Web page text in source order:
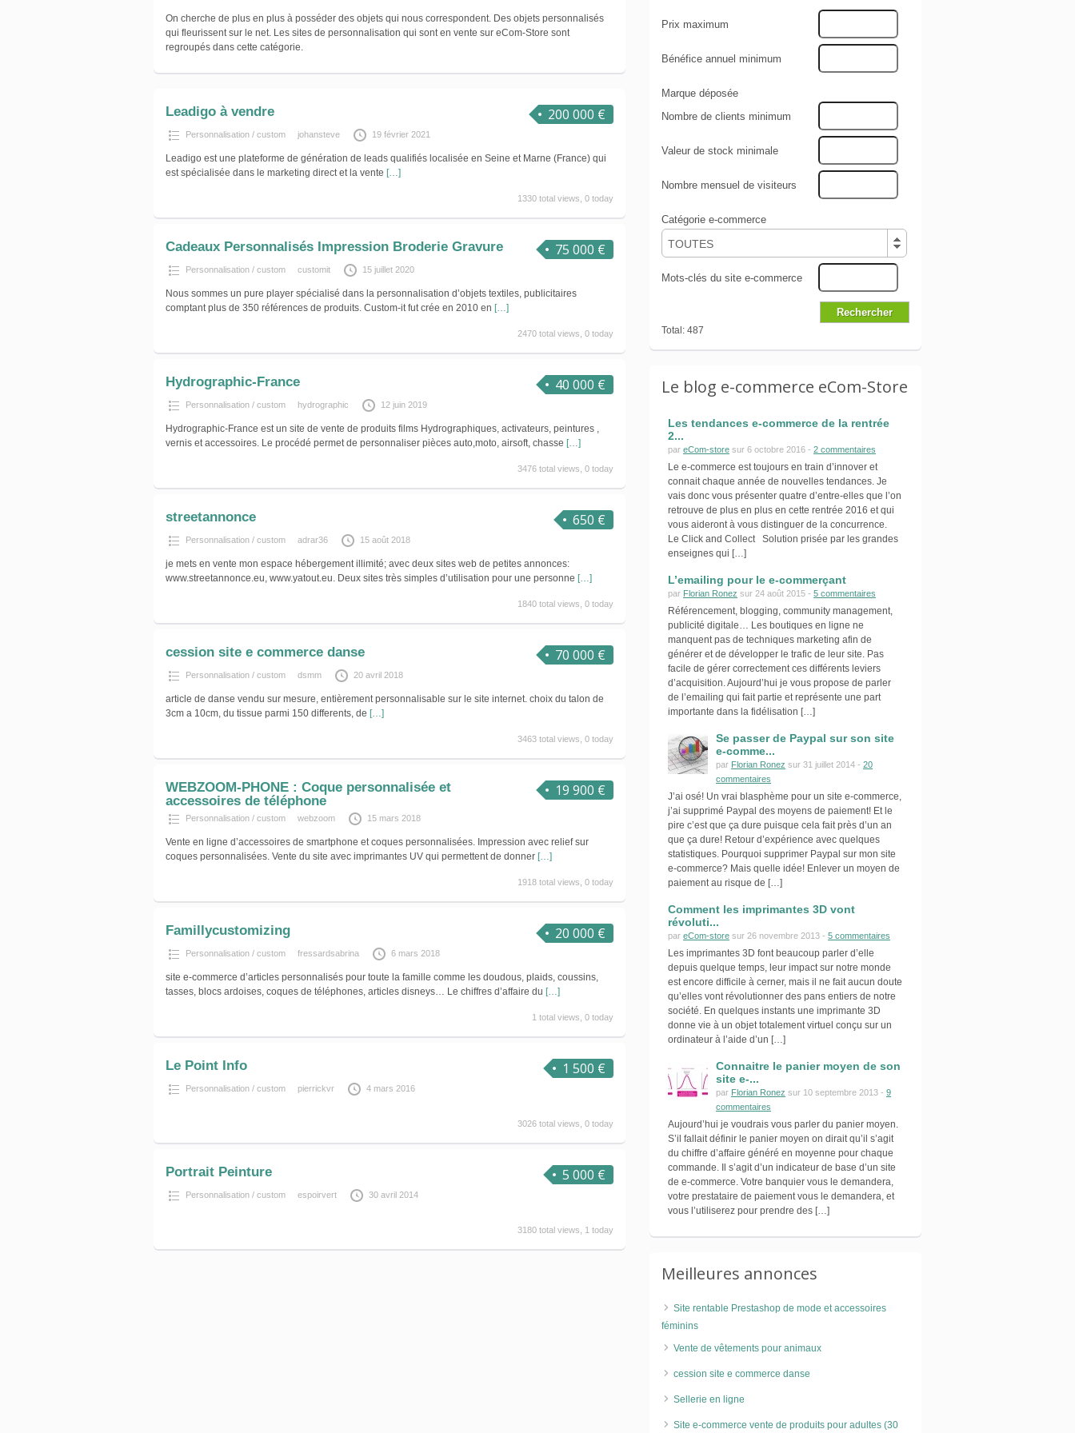
On cherche de plus en plus à posséder des objets qui nous correspondent. Des objets personnalisés
qui fleurissent sur le net. Les sites de personnalisation qui sont en vente sur eCom-Store sont
regroupés dans cette catégorie.
200 000 €
Leadigo à vendre
Personnalisation / custom johansteve 19 février 2021
Leadigo est une plateforme de génération de leads qualifiés localisée en Seine et Marne (France) qui
est spécialisée dans le marketing direct et la vente […]
1330 total views, 0 today
75 000 €
Cadeaux Personnalisés Impression Broderie Gravure
Personnalisation / custom customit 15 juillet 2020
Nous sommes un pure player spécialisé dans la personnalisation d’objets textiles, publicitaires
comptant plus de 350 références de produits. Custom-it fut crée en 2010 en […]
2470 total views, 0 today
40 000 €
Hydrographic-France
Personnalisation / custom hydrographic 12 juin 2019
Hydrographic-France est un site de vente de produits films Hydrographiques, activateurs, peintures ,
vernis et accessoires. Le procédé permet de personnaliser pièces auto,moto, airsoft, chasse […]
3476 total views, 0 today
650 €
streetannonce
Personnalisation / custom adrar36 15 août 2018
je mets en vente mon espace hébergement illimité; avec deux sites web de petites annonces:
www.streetannonce.eu, www.yatout.eu. Deux sites très simples d’utilisation pour une personne […]
1840 total views, 0 today
70 000 €
cession site e commerce danse
Personnalisation / custom dsmm 20 avril 2018
article de danse vendu sur mesure, entièrement personnalisable sur le site internet. choix du talon de
3cm a 10cm, du tissue parmi 150 differents, de […]
3463 total views, 0 today
19 900 €
WEBZOOM-PHONE : Coque personnalisée et
accessoires de téléphone
Personnalisation / custom webzoom 15 mars 2018
Vente en ligne d’accessoires de smartphone et coques personnalisées. Impression avec relief sur
coques personnalisées. Vente du site avec imprimantes UV qui permettent de donner […]
1918 total views, 0 today
20 000 €
Famillycustomizing
Personnalisation / custom fressardsabrina 6 mars 2018
site e-commerce d’articles personnalisés pour toute la famille comme les doudous, plaids, coussins,
tasses, blocs ardoises, coques de téléphones, articles disneys… Le chiffres d’affaire du […]
1 total views, 0 today
1 500 €
Le Point Info
Personnalisation / custom pierrickvr 4 mars 2016
3026 total views, 0 today
5 000 €
Portrait Peinture
Personnalisation / custom espoirvert 30 avril 2014
3180 total views, 1 today
Prix maximum
Bénéfice annuel minimum
Marque déposée
Nombre de clients minimum
Valeur de stock minimale
Nombre mensuel de visiteurs
Catégorie e-commerce
TOUTES
Mots-clés du site e-commerce
Total: 487
Le blog e-commerce eCom-Store
Les tendances e-commerce de la rentrée
2...
par eCom-store sur 6 octobre 2016 - 2 commentaires
Le e-commerce est toujours en train d’innover et
connait chaque année de nouvelles tendances. Je
vais donc vous présenter quatre d’entre-elles que l’on
retrouve de plus en plus en cette rentrée 2016 et qui
vous aideront à vous distinguer de la concurrence.
Le Click and Collect Solution prisée par les grandes
enseignes qui […]
L’emailing pour le e-commerçant
par Florian Ronez sur 24 août 2015 - 5 commentaires
Référencement, blogging, community management,
publicité digitale… Les boutiques en ligne ne
manquent pas de techniques marketing afin de
générer et de développer le trafic de leur site. Pas
facile de gérer correctement ces différents leviers
d’acquisition. Aujourd’hui je vous propose de parler
de l’emailing qui fait partie et représente une part
importante dans la fidélisation […]
Se passer de Paypal sur son site
e-comme...
par Florian Ronez sur 31 juillet 2014 - 20
commentaires
J’ai osé! Un vrai blasphème pour un site e-commerce,
j’ai supprimé Paypal des moyens de paiement! Et le
pire c’est que ça dure puisque cela fait près d’un an
que ça dure! Retour d’expérience avec quelques
statistiques. Pourquoi supprimer Paypal sur mon site
e-commerce? Mais quelle idée! Enlever un moyen de
paiement au risque de […]
Comment les imprimantes 3D vont
révoluti...
par eCom-store sur 26 novembre 2013 - 5 commentaires
Les imprimantes 3D font beaucoup parler d’elle
depuis quelque temps, leur impact sur notre monde
est encore difficile à cerner, mais il ne fait aucun doute
qu’elles vont révolutionner des pans entiers de notre
société. En quelques instants une imprimante 3D
donne vie à un objet totalement virtuel conçu sur un
ordinateur à l’aide d’un […]
Connaitre le panier moyen de son
site e-...
par Florian Ronez sur 10 septembre 2013 - 9
commentaires
Aujourd’hui je voudrais vous parler du panier moyen.
S’il fallait définir le panier moyen on dirait qu’il s’agit
du chiffre d’affaire généré en moyenne pour chaque
commande. Il s’agit d’un indicateur de base d’un site
de e-commerce. Votre banquier vous le demandera,
votre prestataire de paiement vous le demandera, et
vous l’utiliserez pour prendre des […]
Meilleures annonces
Site rentable Prestashop de mode et accessoires
féminins
Vente de vêtements pour animaux
cession site e commerce danse
Sellerie en ligne
Site e-commerce vente de produits pour adultes (30